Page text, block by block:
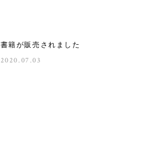
書籍が販売されました
2020.07.03